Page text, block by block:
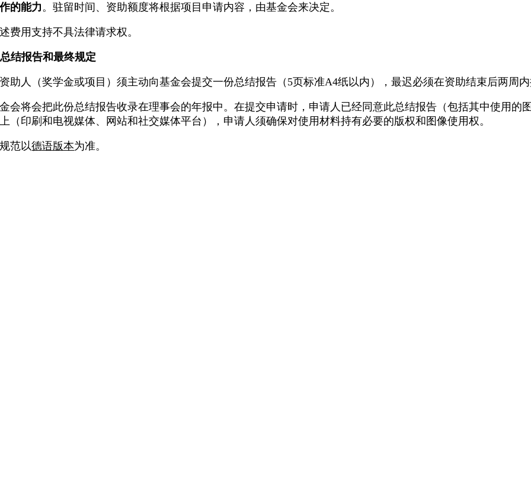
的能力 。驻留时间、资助额度将根据项目申请内容，由基金会来决定。
费用支持不具法律请求权。
结报告和最终规定
助人（奖学金或项目）须主动向基金会提交一份总结报告（5页标准A4纸以内），最迟必须在资助结束后两周
会将会把此份总结报告收录在理事会的年报中。在提交申请时，申请人已经同意此总结报告（包括其中使用的
（印刷和电视媒体、网站和社交媒体平台），申请人须确保对使用材料持有必要的版权和图像使用权。
范以德语版本为准。